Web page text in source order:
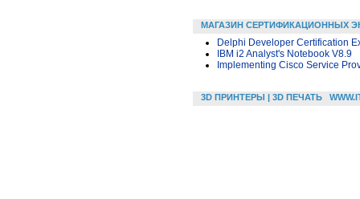
МАГАЗИН СЕРТИФИКАЦИОННЫХ
Delphi Developer Certification
IBM i2 Analyst's Notebook V8.9
Implementing Cisco Service
3D ПРИНТЕРЫ | 3D ПЕЧАТЬ